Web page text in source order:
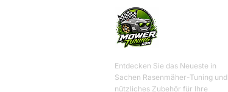
Entdecken Sie das Neueste in
Sachen Rasenmäher-Tuning und
nützliches Zubehör für Ihre